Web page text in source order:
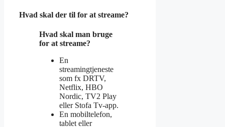
Hvad skal der til for at streame?
Hvad skal man bruge
for at streame?
En
streamingtjeneste
som fx DRTV,
Netflix, HBO
Nordic, TV2 Play
eller Stofa Tv-app.
En mobiltelefon,
tablet eller